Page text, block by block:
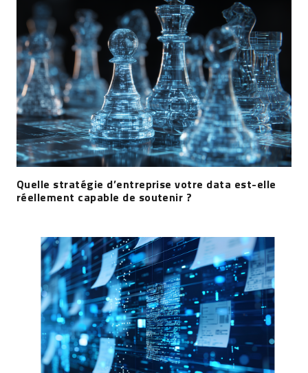
Quelle stratégie d’entreprise votre data est-elle
réellement capable de soutenir ?